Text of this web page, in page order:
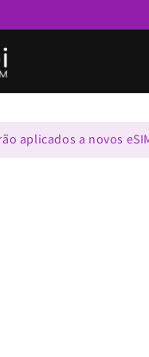
aplicados a novos